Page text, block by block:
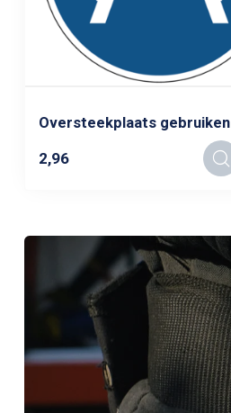
Oversteekplaats gebruiken
2,96